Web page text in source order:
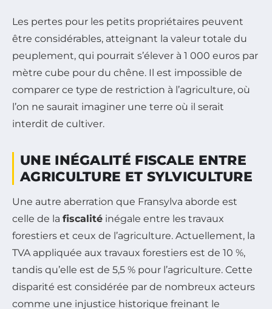
Les pertes pour les petits propriétaires peuvent
être considérables, atteignant la valeur totale du
peuplement, qui pourrait s’élever à 1 000 euros par
mètre cube pour du chêne. Il est impossible de
comparer ce type de restriction à l’agriculture, où
l’on ne saurait imaginer une terre où il serait
interdit de cultiver.
UNE INÉGALITÉ FISCALE ENTRE
AGRICULTURE ET SYLVICULTURE
Une autre aberration que Fransylva aborde est
celle de la fiscalité inégale entre les travaux
forestiers et ceux de l’agriculture. Actuellement, la
TVA appliquée aux travaux forestiers est de 10 %,
tandis qu’elle est de 5,5 % pour l’agriculture. Cette
disparité est considérée par de nombreux acteurs
comme une injustice historique freinant le